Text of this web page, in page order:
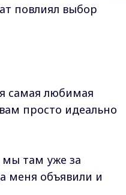
повлиял выбор
самая любимая
просто идеально
там уже за
меня объявили и